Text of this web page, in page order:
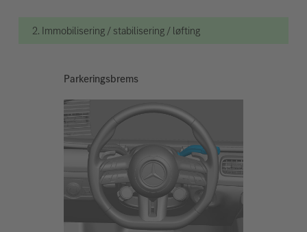
2. Immobilisering / stabilisering / løfting
Parkeringsbrems